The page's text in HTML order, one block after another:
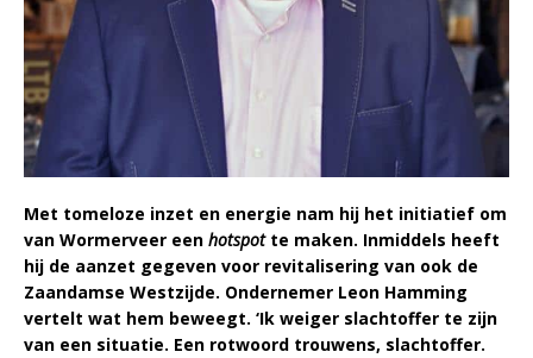
Met tomeloze inzet en energie nam hij het initiatief om
van Wormerveer een hotspotte maken. Inmiddels heeft
hij de aanzet gegeven voor revitalisering van ook de
Zaandamse Westzijde. Ondernemer Leon Hamming
vertelt wat hem beweegt. ‘Ik weiger slachtoffer te zijn
van een situatie. Een rotwoord trouwens, slachtoffer.